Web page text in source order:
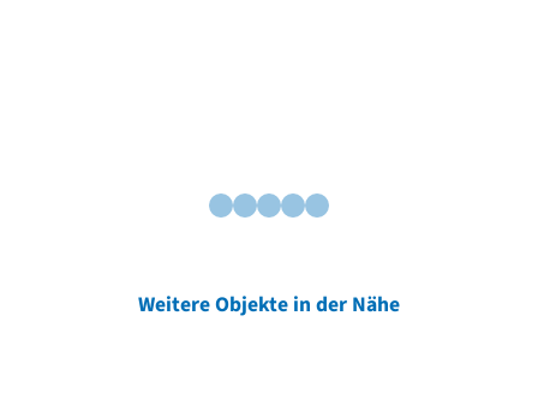
Weitere Objekte in der Nähe